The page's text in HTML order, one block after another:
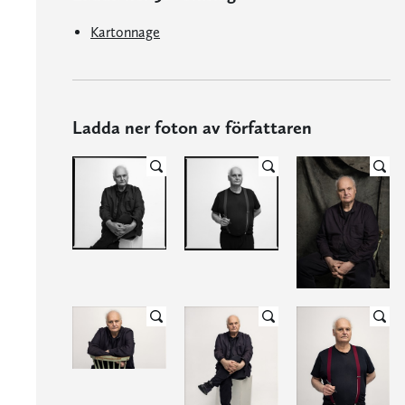
Kartonnage
Ladda ner foton av författaren